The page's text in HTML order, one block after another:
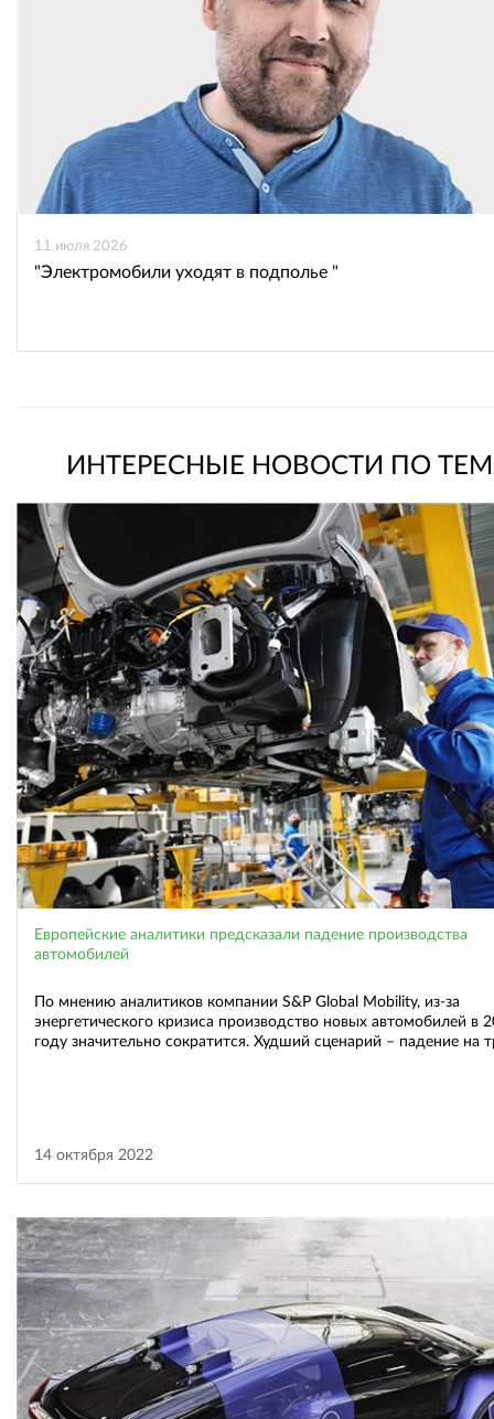
11 июля 2026
"Электромобили уходят в подполье "
ИНТЕРЕСНЫЕ НОВОСТИ ПО
Европейские аналитики предсказали падение производства
автомобилей
По мнению аналитиков компании S&P Global Mobility, из-за
энергетического кризиса производство новых автомобилей в
году значительно сократится. Худший сценарий – падение на
14 октября 2022